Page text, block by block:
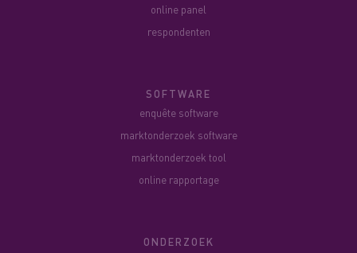
online panel
respondenten
SOFTWARE
enquête software
marktonderzoek software
marktonderzoek tool
online rapportage
ONDERZOEK